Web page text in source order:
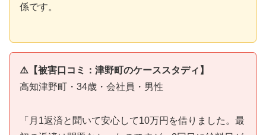
係です。
⚠️【被害口コミ：津野町のケーススタディ】
高知津野町・34歳・会社員・男性
「月1返済と聞いて安心して10万円を借りました。最